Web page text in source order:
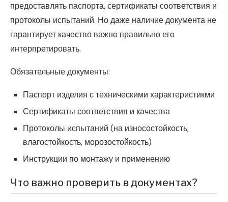
предоставлять паспорта, сертификаты соответствия и
протоколы испытаний. Но даже наличие документа не
гарантирует качество важно правильно его
интерпретировать.
Обязательные документы:
Паспорт изделия с техническими характеристикми
Сертификаты соответствия и качества
Протоколы испытаний (на износостойкость,
влагостойкость, морозостойкость)
Инструкции по монтажу и применению
Что важно проверить в документах?